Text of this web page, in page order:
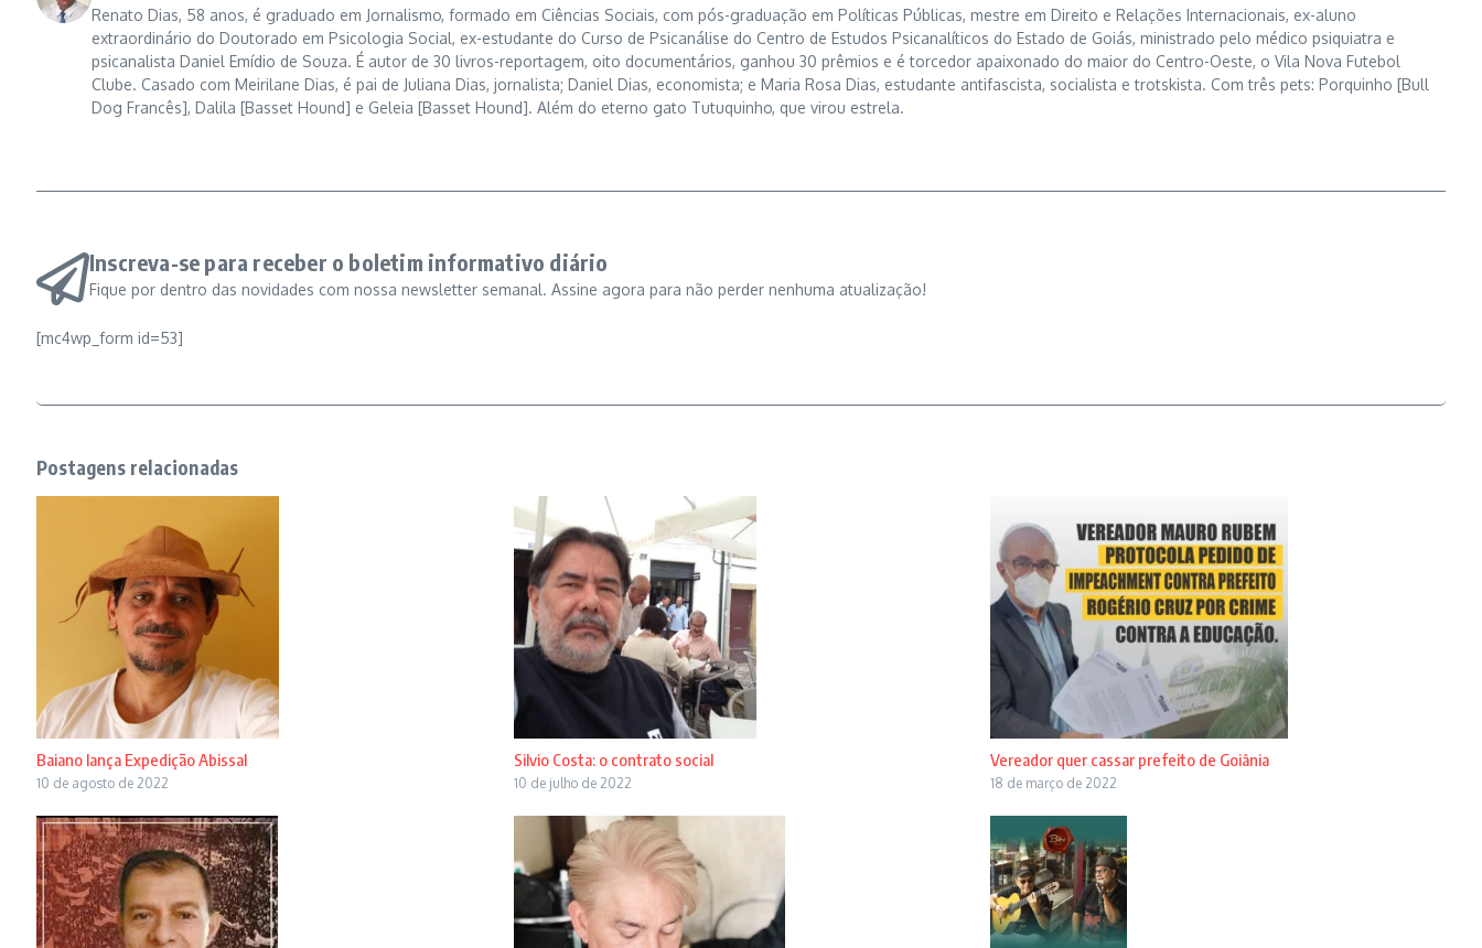
Renato Dias, 58 anos, é graduado em Jornalismo, formado em Ciências Sociais, com pós-graduação em Políticas Públicas, mestre em Direito e Relações Internacionais, ex-aluno
extraordinário do Doutorado em Psicologia Social, ex-estudante do Curso de Psicanálise do Centro de Estudos Psicanalíticos do Estado de Goiás, ministrado pelo médico psiquiatra e
psicanalista Daniel Emídio de Souza. É autor de 30 livros-reportagem, oito documentários, ganhou 30 prêmios e é torcedor apaixonado do maior do Centro-Oeste, o Vila Nova Futebol
Clube. Casado com Meirilane Dias, é pai de Juliana Dias, jornalista; Daniel Dias, economista; e Maria Rosa Dias, estudante antifascista, socialista e trotskista. Com três pets: Porquinho [Bull
Dog Francês], Dalila [Basset Hound] e Geleia [Basset Hound]. Além do eterno gato Tutuquinho, que virou estrela.
Inscreva-se para receber o boletim informativo diário
Fique por dentro das novidades com nossa newsletter semanal. Assine agora para não perder nenhuma atualização!
[mc4wp_form id=53]
Postagens relacionadas
Baiano lança Expedição Abissal
10 de agosto de 2022
Silvio Costa: o contrato social
10 de julho de 2022
Vereador quer cassar prefeito de Goiânia
18 de março de 2022